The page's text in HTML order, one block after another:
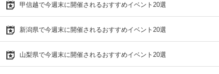
甲信越で今週末に開催されるおすすめイベント20選
新潟県で今週末に開催されるおすすめイベント20選
山梨県で今週末に開催されるおすすめイベント20選